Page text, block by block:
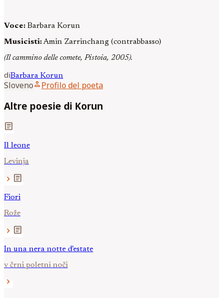
Voce: Barbara Korun
Musicisti:Amin Zarrinchang (contrabbasso)
(Il cammino delle comete, Pistoia, 2005).
diBarbara Korun
Slovenoperson Profilo del poeta
Altre poesie di Korun
article
Il leone
Levinja
chevron_right article
Fiori
Rože
chevron_right article
In una nera notte d'estate
v črni poletni noči
chevron_right